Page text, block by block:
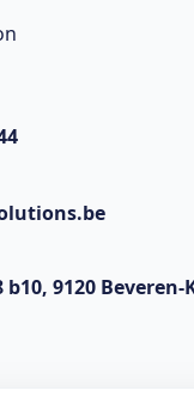
9120 Beveren-